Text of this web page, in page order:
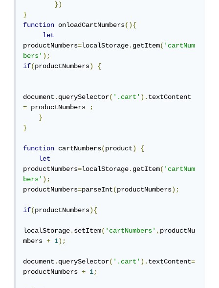
})
}
function onloadCartNumbers(){
let
productNumbers=localStorage.getItem('cartNum
bers');
if(productNumbers) {
document.querySelector('.cart').
= productNumbers ;
}
}
function cartNumbers(product)
{
let
productNumbers=localStorage.getItem('cartNum
bers');
productNumbers=parseInt(productNumbers);
if(productNumbers){
localStorage.setItem('cartNumbers',productNu
mbers + 1);
document.querySelector('.cart').textContent=
productNumbers + 1;